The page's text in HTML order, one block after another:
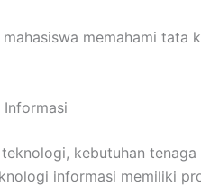
memahami tata
kebutuhan
informasi memiliki